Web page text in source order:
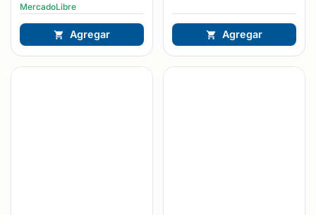
MercadoLibre
Agregar Agregar